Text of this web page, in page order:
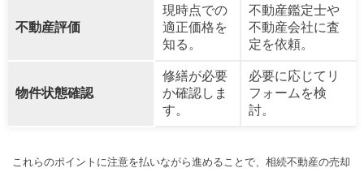
不動産評価
現時点での
適正価格を
知る。
不動産鑑定士や
不動産会社に査
定を依頼。
物件状態確認
修繕が必要
か確認しま
す。
必要に応じてリ
フォームを検
討。
これらのポイントに注意を払いながら進めることで、相続不動産の売却